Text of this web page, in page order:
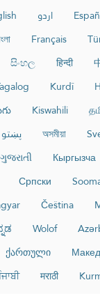
اردو
Français
සිංහල हिन्दी
Kurdî
Kiswahili
پښتو অসমীয়া
ગુજરાતી Кыргызча
Српски
Čeština
Wolof
ქართული
मराठी